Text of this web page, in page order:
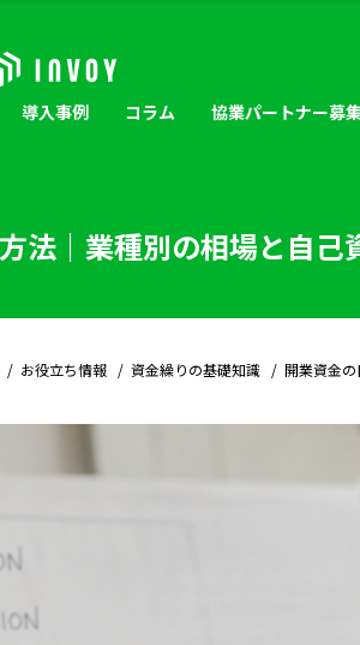
導入事例 コラム 協業パートナー募
法｜業種別の相場と自己
お役立ち情報 資金繰りの基礎知識 開業資金